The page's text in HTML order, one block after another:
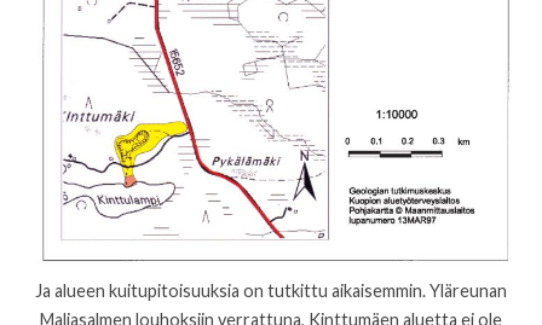
Ja alueen kuitupitoisuuksia on tutkittu aikaisemmin. Yläreunan
Maljasalmen louhoksiin verrattuna, Kinttumäen aluetta ei ole